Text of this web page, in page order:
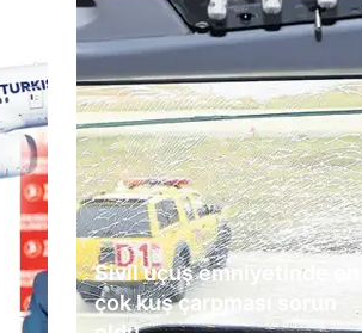
Sivil uçuş emniyetinde en
çok kuş çarpması sorun